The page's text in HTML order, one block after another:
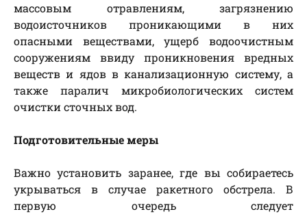
массовым отравлениям, загрязнению
водоисточников проникающими в них
опасными веществами, ущерб водоочистным
сооружениям ввиду проникновения вредных
веществ и ядов в канализационную систему, а
также паралич микробиологических систем
очистки сточных вод.
Подготовительные меры
Важно установить заранее, где вы собираетесь
укрываться в случае ракетного обстрела. В
первую очередь следует